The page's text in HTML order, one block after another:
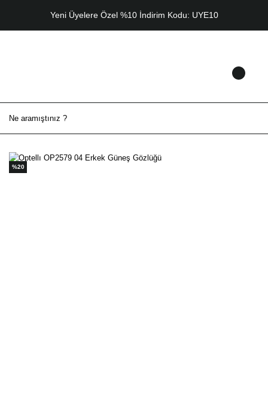
Yeni Üyelere Özel %10 İndirim Kodu: UYE10
%20